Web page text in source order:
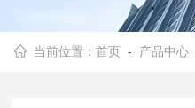
当前位置：首页 - 产品中心